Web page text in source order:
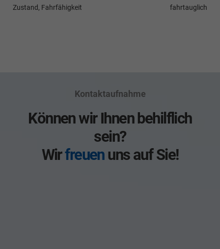
Zustand, Fahrfähigkeit
fahrtauglich
Kontaktaufnahme
Können wir Ihnen behilflich
sein?
Wirfreuenuns auf Sie!